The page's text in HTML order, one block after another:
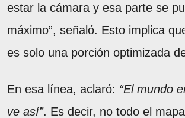
estar la cámara y esa parte se
máximo”, señaló. Esto implica
es solo una porción optimizada
En esa línea, aclaró: “El mundo
ve así”. Es decir, no todo el